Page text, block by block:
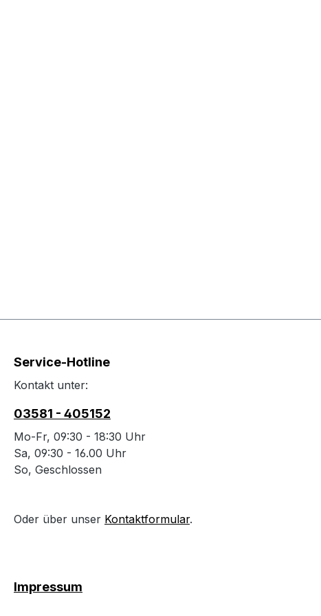
Service-Hotline
Kontakt unter:
03581 - 405152
Mo-Fr, 09:30 - 18:30 Uhr
Sa, 09:30 - 16.00 Uhr
So, Geschlossen
Oder über unser Kontaktformular.
Impressum